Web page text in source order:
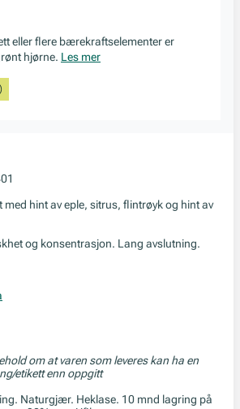
eller flere bærekraftselementer er
hjørne. Les mer
med hint av eple, sitrus, flintrøyk og hint av
og konsentrasjon. Lang avslutning.
om at varen som leveres kan ha en
etikett enn oppgitt
Naturgjær. Heklase. 10 mnd lagring på